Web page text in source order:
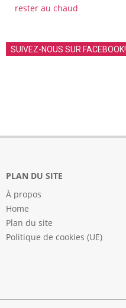
rester au chaud
SUIVEZ-NOUS SUR FACEBOOK!
PLAN DU SITE
À propos
Home
Plan du site
Politique de cookies (UE)